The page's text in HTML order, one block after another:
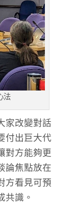
法
家改變對話
付出巨大代
對方能夠更
論焦點放在
方看見可預
共識。